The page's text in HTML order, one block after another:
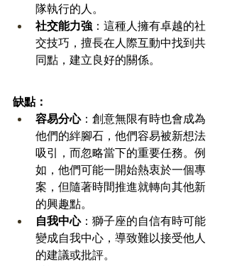
隊執行的人。
社交能力強 ：這種人擁有卓越的社
交技巧，擅長在人際互動中找到共
同點，建立良好的關係。
缺點：
容易分心：創意無限有時也會成為
他們的絆腳石，他們容易被新想法
吸引，而忽略當下的重要任務。例
如，他們可能一開始熱衷於一個專
案，但隨著時間推進就轉向其他新
的興趣點。
自我中心：獅子座的自信有時可能
變成自我中心，導致難以接受他人
的建議或批評。